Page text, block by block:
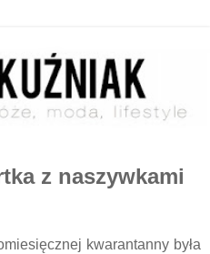
z naszywkami
kwarantanny była